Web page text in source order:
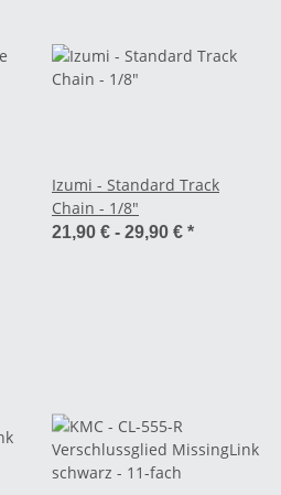
Izumi - Standard Track
Chain - 1/8"
21,90 € - 29,90 € *